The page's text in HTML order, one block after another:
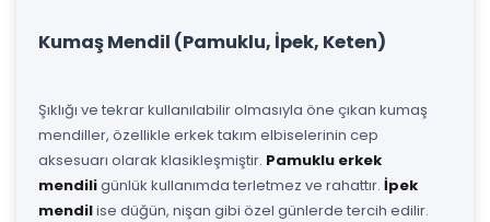
Kumaş Mendil (Pamuklu, İpek, Keten)
Şıklığı ve tekrar kullanılabilir olmasıyla öne çıkan kumaş
mendiller, özellikle erkek takım elbiselerinin cep
aksesuarı olarak klasikleşmiştir. Pamuklu erkek
mendiligünlük kullanımda terletmez ve rahattır. İpek
mendilise düğün, nişan gibi özel günlerde tercih edilir.